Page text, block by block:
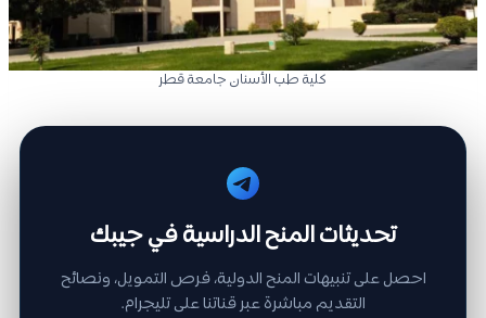
كلية طب الأسنان جامعة قطر
تحديثات المنح الدراسية في جيبك
احصل على تنبيهات المنح الدولية، فرص التمويل، ونصائح
التقديم مباشرة عبر قناتنا على تليجرام.